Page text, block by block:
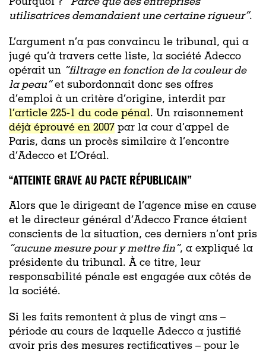
Pourquoi ?
“Parce que des entreprises
utilisatrices demandaient une certaine rigueur”.
L’argument n’a pas convaincu le tribunal, qui a
jugé qu’à travers cette liste, la société Adecco
opérait un “filtrage en fonction de la couleur de
la peau”et subordonnait donc ses offres
d’emploi à un critère d’origine, interdit par
l’article 225-1 du code pénal. Un raisonnement
déjà éprouvé en 2007 par la cour d’appel de
Paris, dans un procès similaire à l’encontre
d’Adecco et L’Oréal.
“ATTEINTE GRAVE AU PACTE RÉPUBLICAIN”
Alors que le dirigeant de l’agence mise en cause
et le directeur général d’Adecco France étaient
conscients de la situation, ces derniers n’ont pris
“aucune mesure pour y mettre fin”, a expliqué la
présidente du tribunal. À ce titre, leur
responsabilité pénale est engagée aux côtés de
la société.
Si les faits remontent à plus de vingt ans –
période au cours de laquelle Adecco a justifié
avoir pris des mesures rectificatives – pour le